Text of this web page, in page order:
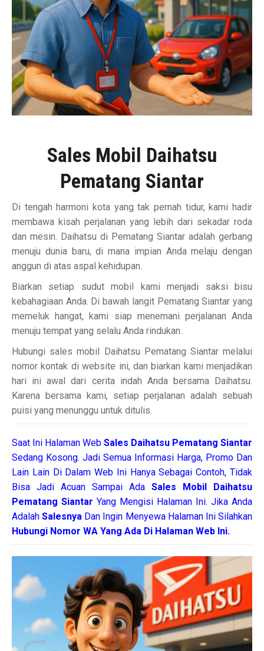
Sales Mobil Daihatsu
Pematang Siantar
Di tengah harmoni kota yang tak pernah tidur, kami hadir
membawa kisah perjalanan yang lebih dari sekadar roda
dan mesin. Daihatsu di Pematang Siantar adalah gerbang
menuju dunia baru, di mana impian Anda melaju dengan
anggun di atas aspal kehidupan.
Biarkan setiap sudut mobil kami menjadi saksi bisu
kebahagiaan Anda. Di bawah langit Pematang Siantar yang
memeluk hangat, kami siap menemani perjalanan Anda
menuju tempat yang selalu Anda rindukan.
Hubungi sales mobil Daihatsu Pematang Siantar melalui
nomor kontak di website ini, dan biarkan kami menjadikan
hari ini awal dari cerita indah Anda bersama Daihatsu.
Karena bersama kami, setiap perjalanan adalah sebuah
puisi yang menunggu untuk ditulis.
Saat Ini Halaman Web Sales Daihatsu Pematang Siantar
Sedang Kosong. Jadi Semua Informasi Harga, Promo Dan
Lain Lain Di Dalam Web Ini Hanya Sebagai Contoh, Tidak
Bisa Jadi Acuan Sampai Ada Sales Mobil Daihatsu
Pematang Siantar Yang Mengisi Halaman Ini. Jika Anda
AdalahSalesnya Dan Ingin Menyewa Halaman Ini Silahkan
Hubungi Nomor WA Yang Ada Di Halaman Web Ini.